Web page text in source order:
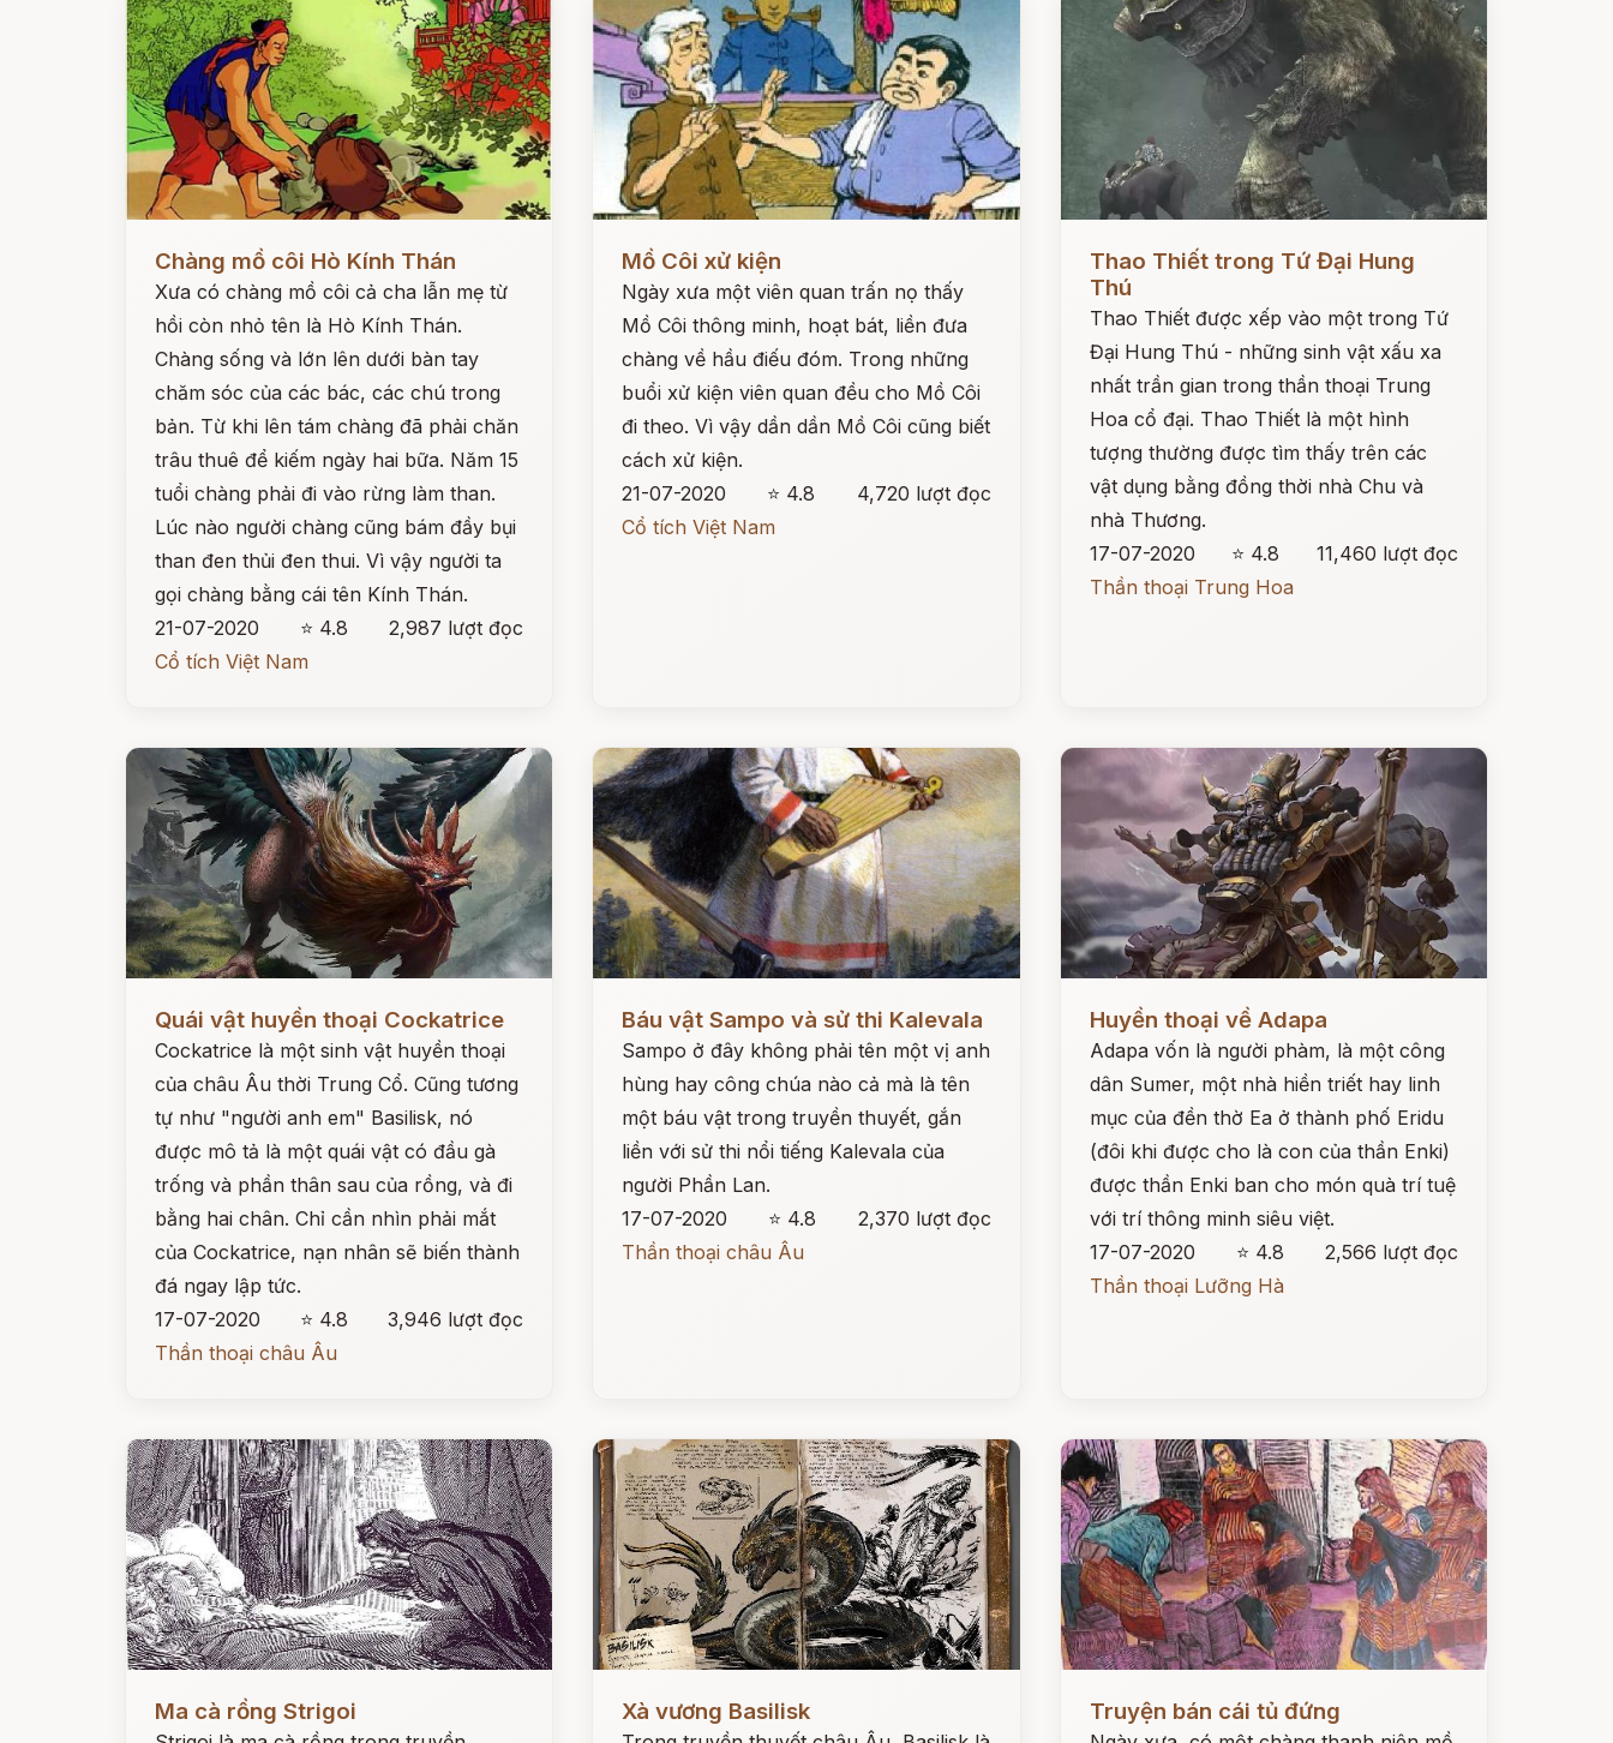
Chàng mồ côi Hò Kính Thán
Xưa có chàng mồ côi cả cha lẫn mẹ từ
hồi còn nhỏ tên là Hò Kính Thán.
Chàng sống và lớn lên dưới bàn tay
chăm sóc của các bác, các chú trong
bản. Từ khi lên tám chàng đã phải chăn
trâu thuê để kiếm ngày hai bữa. Năm 15
tuổi chàng phải đi vào rừng làm than.
Lúc nào người chàng cũng bám đầy bụi
than đen thủi đen thui. Vì vậy người ta
gọi chàng bằng cái tên Kính Thán.
21-07-2020
⭐ 4.8
2,987 lượt đọc
Cổ tích Việt Nam
Đọc ngay
Mồ Côi xử kiện
Ngày xưa một viên quan trấn nọ thấy
Mồ Côi thông minh, hoạt bát, liền đưa
chàng về hầu điếu đóm. Trong những
buổi xử kiện viên quan đều cho Mồ Côi
đi theo. Vì vậy dần dần Mồ Côi cũng biết
cách xử kiện.
21-07-2020
⭐ 4.8
4,720 lượt đọc
Cổ tích Việt Nam
Thao Thiết trong Tứ Đại Hung
Thú
Thao Thiết được xếp vào một trong Tứ
Đại Hung Thú - những sinh vật xấu xa
nhất trần gian trong thần thoại Trung
Hoa cổ đại. Thao Thiết là một hình
tượng thường được tìm thấy trên các
vật dụng bằng đồng thời nhà Chu và
nhà Thương.
17-07-2020
⭐ 4.8
11,460 lượt đọc
Thần thoại Trung Hoa
Quái vật huyền thoại Cockatrice
Cockatrice là một sinh vật huyền thoại
của châu Âu thời Trung Cổ. Cũng tương
tự như "người anh em" Basilisk, nó
được mô tả là một quái vật có đầu gà
trống và phần thân sau của rồng, và đi
bằng hai chân. Chỉ cần nhìn phải mắt
của Cockatrice, nạn nhân sẽ biến thành
đá ngay lập tức.
17-07-2020
⭐ 4.8
3,946 lượt đọc
Thần thoại châu Âu
Báu vật Sampo và sử thi Kalevala
Sampo ở đây không phải tên một vị anh
hùng hay công chúa nào cả mà là tên
một báu vật trong truyền thuyết, gắn
liền với sử thi nổi tiếng Kalevala của
người Phần Lan.
17-07-2020
⭐ 4.8
2,370 lượt đọc
Thần thoại châu Âu
Đọc ngay
Huyền thoại về Adapa
Adapa vốn là người phàm, là một công
dân Sumer, một nhà hiền triết hay linh
mục của đền thờ Ea ở thành phố Eridu
(đôi khi được cho là con của thần Enki)
được thần Enki ban cho món quà trí tuệ
với trí thông minh siêu việt.
17-07-2020
⭐ 4.8
2,566 lượt đọc
Thần thoại Lưỡng Hà
Ma cà rồng Strigoi Xà vương Basilisk Truyện bán cái tủ đứng